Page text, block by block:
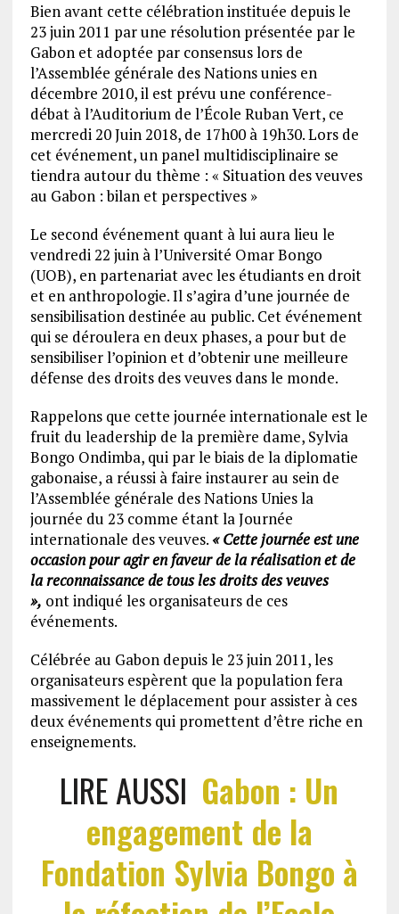
Bien avant cette célébration instituée depuis le
23 juin 2011 par une résolution présentée par le
Gabon et adoptée par consensus lors de
l’Assemblée générale des Nations unies en
décembre 2010, il est prévu une conférence-
débat à l’Auditorium de l’École Ruban Vert, ce
mercredi 20 Juin 2018, de 17h00 à 19h30. Lors de
cet événement, un panel multidisciplinaire se
tiendra autour du thème : « Situation des veuves
au Gabon : bilan et perspectives »
Le second événement quant à lui aura lieu le
vendredi 22 juin à l’Université Omar Bongo
(UOB), en partenariat avec les étudiants en droit
et en anthropologie. Il s’agira d’une journée de
sensibilisation destinée au public. Cet événement
qui se déroulera en deux phases, a pour but de
sensibiliser l’opinion et d’obtenir une meilleure
défense des droits des veuves dans le monde.
Rappelons que cette journée internationale est le
fruit du leadership de la première dame, Sylvia
Bongo Ondimba, qui par le biais de la diplomatie
gabonaise, a réussi à faire instaurer au sein de
l’Assemblée générale des Nations Unies la
journée du 23 comme étant la Journée
internationale des veuves.« Cette journée est une
occasion pour agir en faveur de la réalisation et de
la reconnaissance de tous les droits des veuves
», ont indiqué les organisateurs de ces
événements.
Célébrée au Gabon depuis le 23 juin 2011, les
organisateurs espèrent que la population fera
massivement le déplacement pour assister à ces
deux événements qui promettent d’être riche en
enseignements.
LIRE AUSSI Gabon : Un
engagement de la
Fondation Sylvia Bongo à